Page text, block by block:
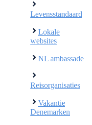
Levensstandaard
Lokale
websites
NL ambassade
Reisorganisaties
Vakantie
Denemarken